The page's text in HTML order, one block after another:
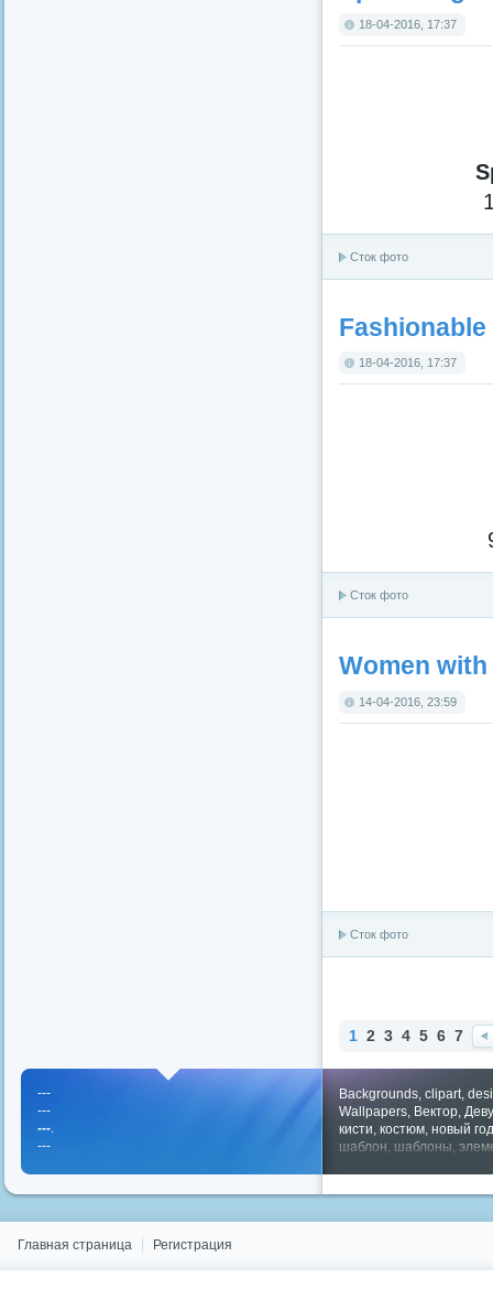
18-04-2016, 17:37
Сток фото
18-04-2016, 17:37
Сток фото
Women
14-04-2016, 23:59
Сток фото
1 2 3 4 5 6 7
Backgrounds clipart
Wallpapers Вектор
кисти костюм новый год
шаблон шаблоны
---
---
---
---
Главная страница Регистрация